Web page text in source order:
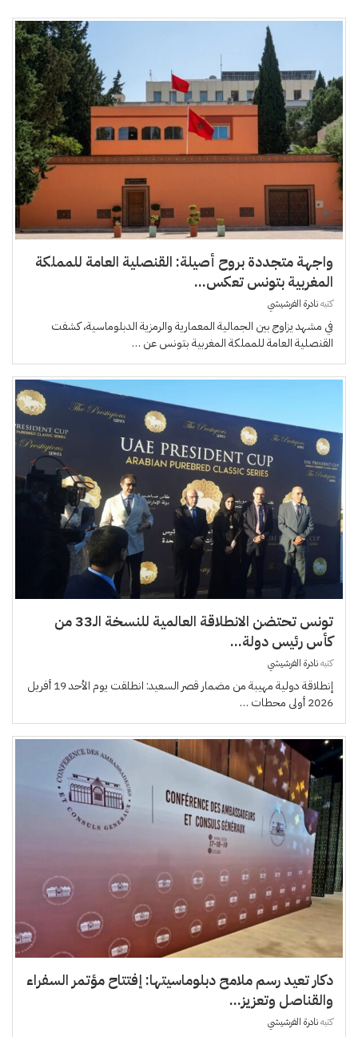
واجهة متجددة بروح أصيلة: القنصلية العامة للمملكة
المغربية بتونس تعكس...
كتبهنادرة الفرشيشي
في مشهد يزاوج بين الجمالية المعمارية والرمزية الدبلوماسية، كشفت
القنصلية العامة للمملكة المغربية بتونس عن …
تونس تحتضن الانطلاقة العالمية للنسخة الـ33 من
كأس رئيس دولة...
كتبهنادرة الفرشيشي
إنطلاقة دولية مهيبة من مضمار قصر السعيد: انطلقت يوم الأحد 19 أفريل
2026 أولى محطات …
دكار تعيد رسم ملامح دبلوماسيتها: إفتتاح مؤتمر السفراء
والقناصل وتعزيز...
كتبهنادرة الفرشيشي